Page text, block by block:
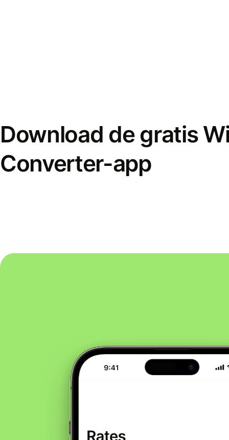
Download de gratis
Converter-app